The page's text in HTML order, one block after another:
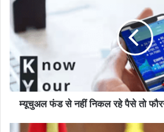
म्यूचुअल फंड से नहीं निकल रहे पैसे तो